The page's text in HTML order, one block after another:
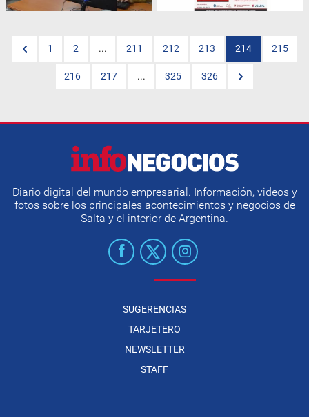
1 2 ... 211 212 213 214 215
216 217 ... 325 326
Diario digital del mundo empresarial. Información, videos y
fotos sobre los principales acontecimientos y negocios de
Salta y el interior de Argentina.
SUGERENCIAS
TARJETERO
NEWSLETTER
STAFF